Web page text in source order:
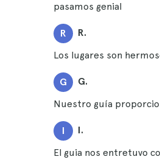
pasamos genial
R R.
Los lugares son
G G.
Nuestro guía
I I.
El guia nos entretuvo